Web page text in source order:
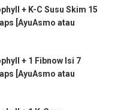
+ K-C Susu Skim 15
[AyuAsmo atau
+ 1 Fibnow Isi 7
[AyuAsmo atau